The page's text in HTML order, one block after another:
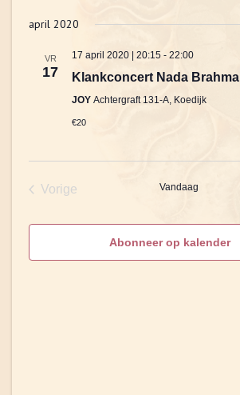
een
april 2020
VR
17
17 april 2020 | 20:15 - 22:00
Klankconcert Nada Brahma
JOY Achtergraft 131-A, Koedijk
€20
Vorige
Vandaag
Abonneer op kalender